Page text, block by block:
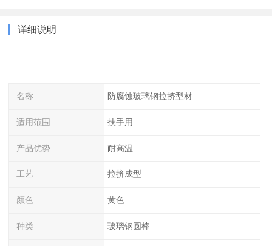
详细说明
名称 防腐蚀玻璃钢拉挤型材
适用范围 扶手用
产品优势 耐高温
工艺 拉挤成型
颜色 黄色
种类 玻璃钢圆棒